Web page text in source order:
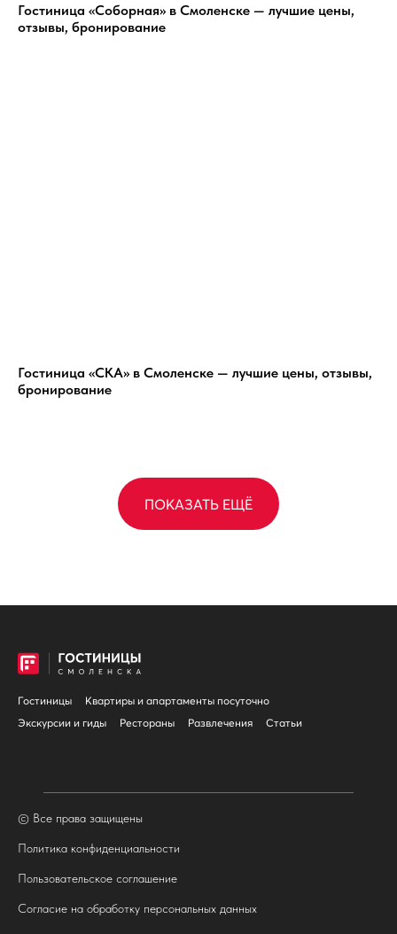
Гостиница «Соборная» в Смоленске — лучшие цены,
отзывы, бронирование
Гостиница «СКА» в Смоленске — лучшие цены, отзывы,
бронирование
ПОКАЗАТЬ ЕЩЁ
Гостиницы
Квартиры и апартаменты посуточно
Экскурсии и гиды
Рестораны Развлечения Статьи
© Все права защищены
Политика конфиденциальности
Пользовательское соглашение
Согласие на обработку персональных данных